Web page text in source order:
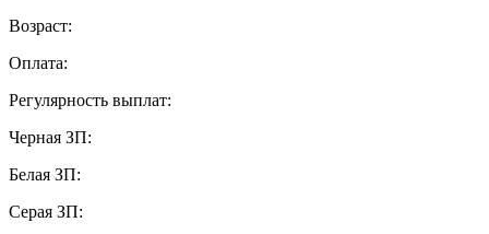
Возраст:
Оплата:
Регулярность выплат:
Черная ЗП:
Белая ЗП:
Серая ЗП: